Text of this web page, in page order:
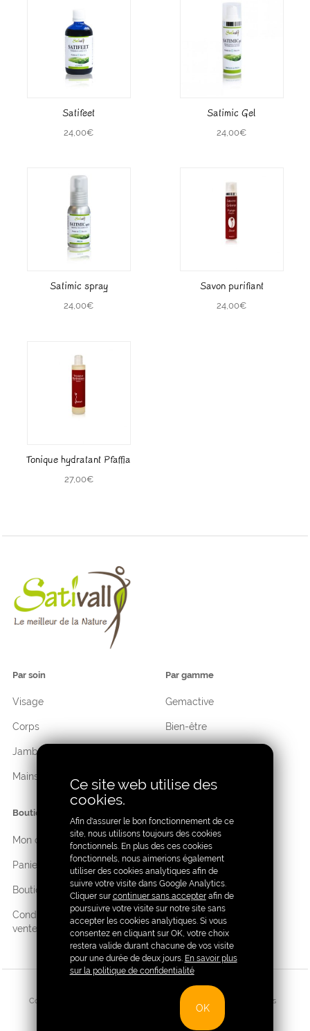
Satifeet
24,00€
Satimic Gel
24,00€
Satimic spray
24,00€
Savon purifiant
24,00€
Tonique hydratant Pfaffia
27,00€
Par soin
Visage
Corps
Jambes
Mains
Par gamme
Gemactive
Bien-être
Cosmétique
Boutique
Mon compte
Panier
Boutique
Conditions générales de
ventes
Copyright Sativall® Conditions générales de ventes
Ce site web utilise des
cookies.
Afin d'assurer le bon fonctionnement de ce
site, nous utilisons toujours des cookies
fonctionnels. En plus des ces cookies
fonctionnels, nous aimerions également
utiliser des cookies analytiques afin de
suivre votre visite dans Google Analytics.
Cliquer sur continuer sans accepterafin de
poursuivre votre visite sur notre site sans
accepter les cookies analytiques. Si vous
consentez en cliquant sur OK, votre choix
restera valide durant chacune de vos visite
pour une durée de deux jours. En savoir plus
sur la politique de confidentialité
OK